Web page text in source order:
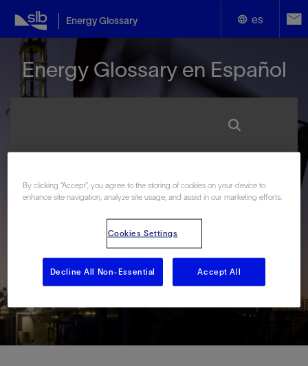
Energy Glossary es
English
Español
Energy Glossary en Español
# A B C D E F G H I J K
L
Q R S T U
Z
By clicking “Accept”, you agree to the storing of cookies on your device to
enhance site navigation, analyze site usage, and assist in our marketing efforts.
Cookies Settings
Decline All Non-Essential Accept All